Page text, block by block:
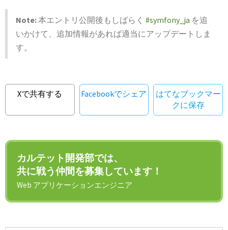
Note:本エントリ公開後もしばらく #symfony_ja を追
いかけて、追加情報があれば適当にアップデートしま
す。
Xで共有する Facebookでシェア
はてなブックマー
クに保存
カルテット開発部では、
共に戦う仲間を募集しています！
Web アプリケーションエンジニア